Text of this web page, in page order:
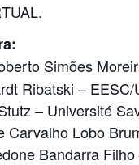
Simões
Ribatski – EESC/
– Université
Carvalho Lobo
Bandarra